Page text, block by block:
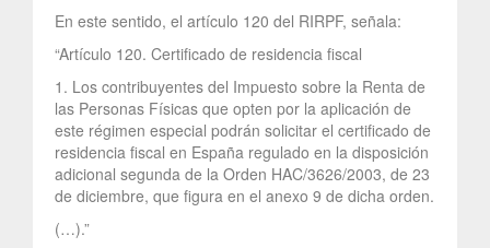
En este sentido, el artículo 120 del RIRPF, señala:
“Artículo 120. Certificado de residencia fiscal
1. Los contribuyentes del Impuesto sobre la Renta de
las Personas Físicas que opten por la aplicación de
este régimen especial podrán solicitar el certificado de
residencia fiscal en España regulado en la disposición
adicional segunda de la Orden HAC/3626/2003, de 23
de diciembre, que figura en el anexo 9 de dicha orden.
(…).”